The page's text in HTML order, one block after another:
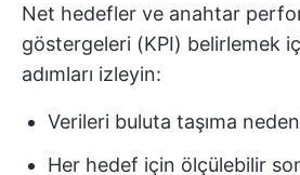
Net hedefler ve anahtar
göstergeleri (KPI) belirlemek
adımları izleyin:
Verileri buluta taşıma
Her hedef için ölçülebilir